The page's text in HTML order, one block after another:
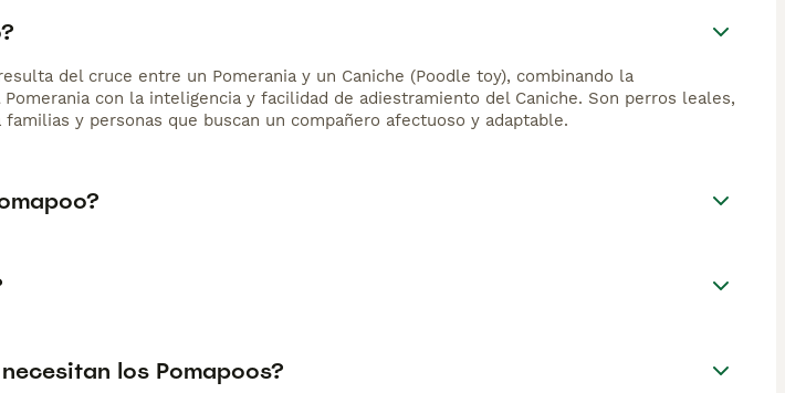
del cruce entre un Pomerania y un Caniche (Poodle toy), combinando la
con la inteligencia y facilidad de adiestramiento del Caniche. Son perros leales,
y personas que buscan un compañero afectuoso y adaptable.
los Pomapoos?